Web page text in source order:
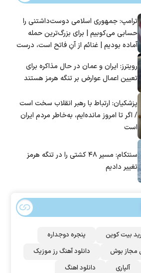
ترامپ: جمهوری اسلامی دوست‌داشتنی را
حسابی می‌کوبیم | برای بزرگ‌ترین حمله
آماده بودیم | غنائم از آنِ فاتح است، درست
رویترز: ایران و عمان در حال مذاکره برای
تعیین اعمال عوارض بر تنگه هرمز هستند
پزشکیان: ارتباط با رهبر انقلاب سخت است
/ اگر تا امروز مانده‌ایم، به‌خاطر مردم ایران
است
سنتکام: مسیر ۴۸ کشتی را در تنگه هرمز
تغییر دادیم
بیت کوین
پنجره دوجداره
مجاز بوش
دانلود آهنگ رز‌ موزیک
آلپاری
دانلود اهنگ